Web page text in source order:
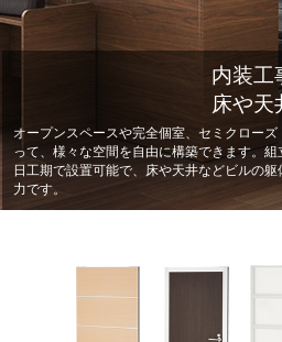
内装工
床や天
オープンスペースや完全個室、セミクロー
って、様々な空間を自由に構築できます。
日工期で設置可能で、床や天井などビルの
力です。